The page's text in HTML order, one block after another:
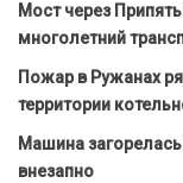
Мост через
многолетний
Пожар в Ружанах
территории
Машина
внезапно